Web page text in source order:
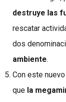
destruye las
rescatar
dos
ambiente.
Con este
que la